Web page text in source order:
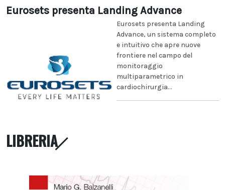
Eurosets presenta Landing Advance
Eurosets presenta Landing
Advance, un sistema completo
e intuitivo che apre nuove
frontiere nel campo del
monitoraggio
multiparametrico in
cardiochirurgia...
LIBRERIA